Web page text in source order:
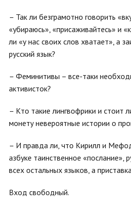
– Так ли безграмотно говорить
«убираюсь», «присаживайтесь» и
ли «у нас своих слов хватает», а
русский язык?
– Феминитивы – все-таки
активисток?
– Кто такие лингвофрики и стоит
монету невероятные истории о
– И правда ли, что Кирилл и
азбуке таинственное «послание»,
всех остальных языков, а
Вход свободный.